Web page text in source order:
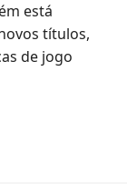
está
títulos,
de jogo